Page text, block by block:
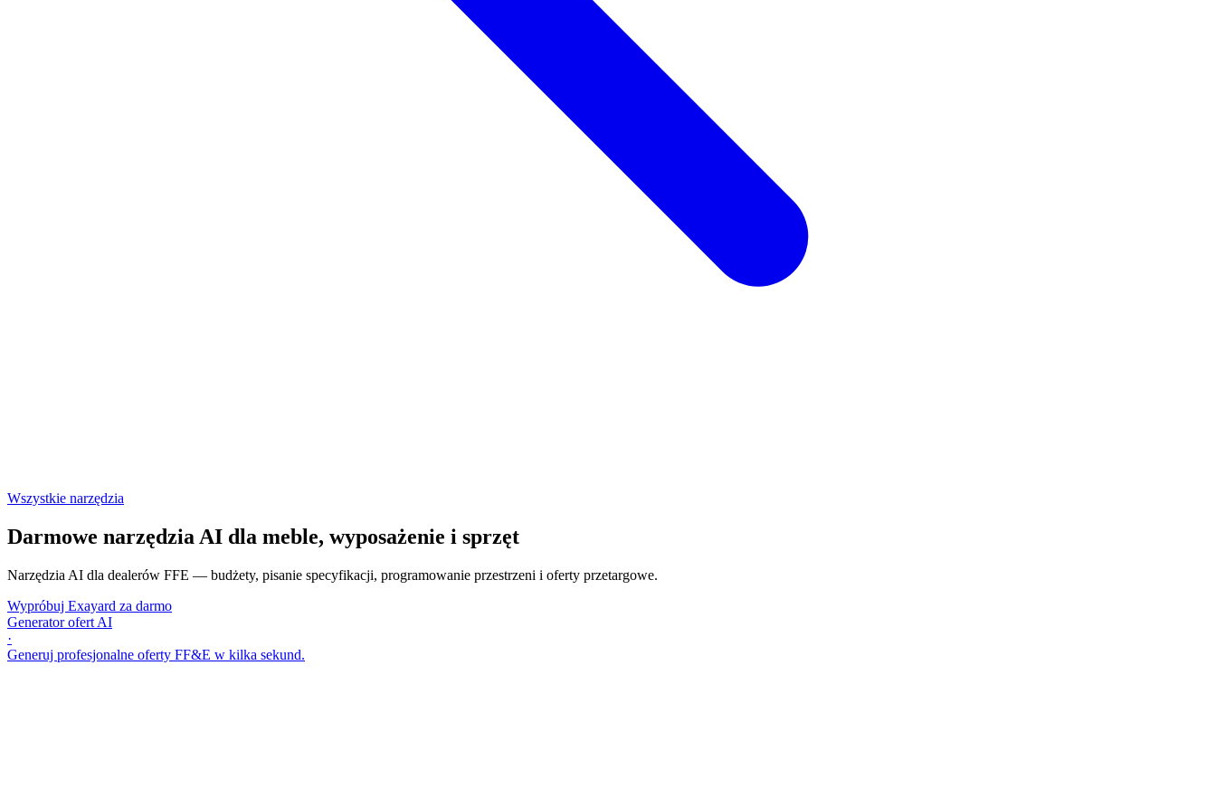
Wszystkie narzędzia
Darmowe narzędzia AI dla meble, wyposażenie i sprzęt
Narzędzia AI dla dealerów FFE — budżety, pisanie specyfikacji, programowanie przestrzeni i oferty przetargowe.
Wypróbuj Exayard za darmo
Generator ofert AI
·
Generuj profesjonalne oferty FF&E w kilka sekund.